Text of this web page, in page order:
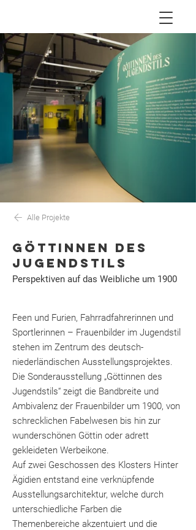
Alle Projekte
GÖTTINNEN DES
JUGENDSTILS
Perspektiven auf das Weibliche um 1900
Feen und Furien, Fahrradfahrerinnen und
Sportlerinnen – Frauenbilder im Jugendstil
stehen im Zentrum des deutsch-
niederländischen Ausstellungsprojektes.
Die Sonderausstellung „Göttinnen des
Jugendstils“ zeigt die Bandbreite und
Ambivalenz der Frauenbilder um 1900, von
schrecklichen Fabelwesen bis hin zur
wunderschönen Göttin oder adrett
gekleideten Werbeikone.
Auf zwei Geschossen des Klosters Hinter
Ägidien entstand eine verknüpfende
Ausstellungsarchitektur, welche durch
unterschiedliche Farben die
Themenbereiche akzentuiert und die